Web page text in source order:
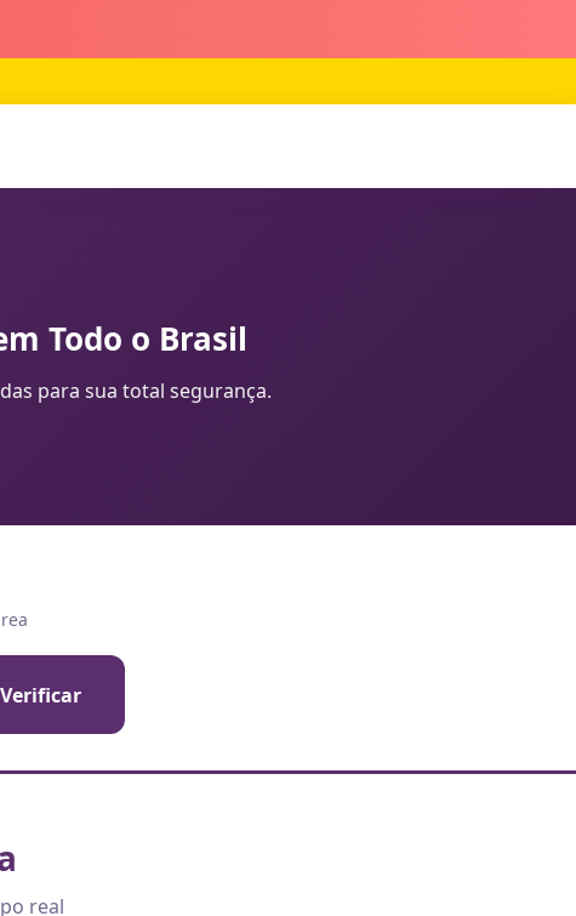
Todo o Brasil
para sua total segurança.
Verificar
real